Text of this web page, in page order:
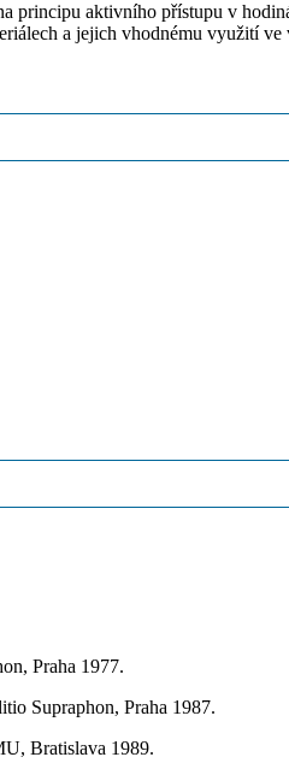
principu aktivního přístupu v
a jejich vhodnému využití
Praha 1977.
Supraphon, Praha 1987.
Bratislava 1989.